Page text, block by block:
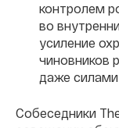
контролем
во
усиление
чиновников
даже силами
Собеседники